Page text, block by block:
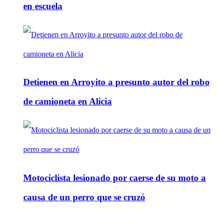
en escuela
Detienen en Arroyito a presunto autor del robo
de camioneta en Alicia
Motociclista lesionado por caerse de su moto a
causa de un perro que se cruzó